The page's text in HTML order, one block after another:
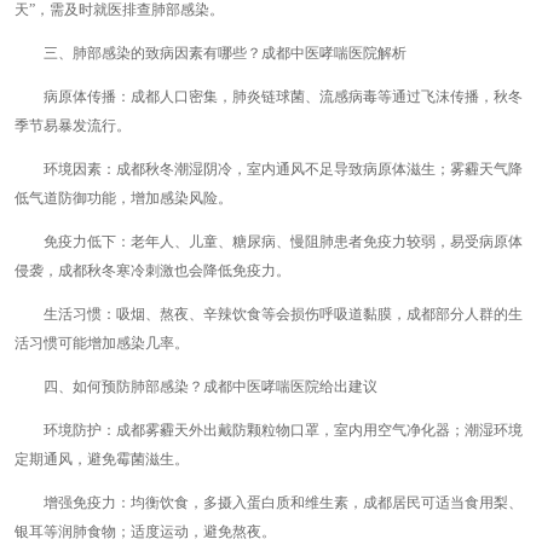
天”，需及时就医排查肺部感染。
三、肺部感染的致病因素有哪些？成都中医哮喘医院解析
病原体传播：成都人口密集，肺炎链球菌、流感病毒等通过飞沫传播，秋冬
季节易暴发流行。
环境因素：成都秋冬潮湿阴冷，室内通风不足导致病原体滋生；雾霾天气降
低气道防御功能，增加感染风险。
免疫力低下：老年人、儿童、糖尿病、慢阻肺患者免疫力较弱，易受病原体
侵袭，成都秋冬寒冷刺激也会降低免疫力。
生活习惯：吸烟、熬夜、辛辣饮食等会损伤呼吸道黏膜，成都部分人群的生
活习惯可能增加感染几率。
四、如何预防肺部感染？成都中医哮喘医院给出建议
环境防护：成都雾霾天外出戴防颗粒物口罩，室内用空气净化器；潮湿环境
定期通风，避免霉菌滋生。
增强免疫力：均衡饮食，多摄入蛋白质和维生素，成都居民可适当食用梨、
银耳等润肺食物；适度运动，避免熬夜。